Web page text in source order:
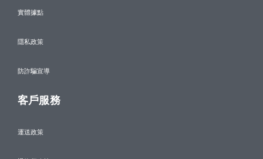
實體據點
隱私政策
防詐騙宣導
客戶服務
運送政策